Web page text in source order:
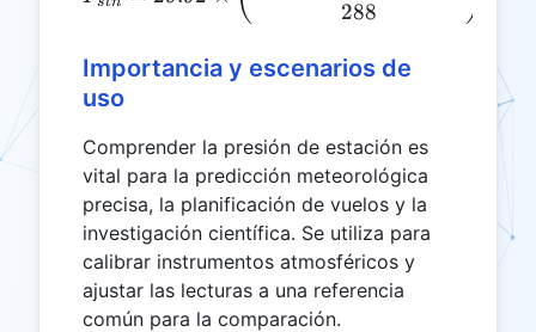
288
Importancia y escenarios de
uso
Comprender la presión de estación es
vital para la predicción meteorológica
precisa, la planificación de vuelos y la
investigación científica. Se utiliza para
calibrar instrumentos atmosféricos y
ajustar las lecturas a una referencia
común para la comparación.